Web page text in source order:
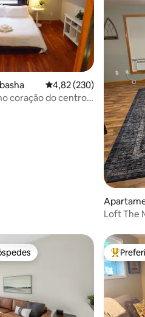
avaliações
4,82 de uma avaliação
4,82 (230)
coração do centro
Loft The
dos hóspedes Entre